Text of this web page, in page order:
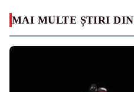
MAI MULTE ȘTIRI DIN